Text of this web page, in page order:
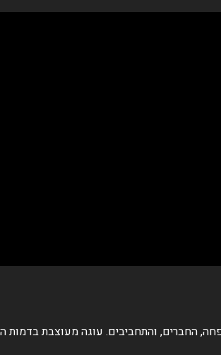
החברים, והתחביבים. עוגה מעוצבת בדמות